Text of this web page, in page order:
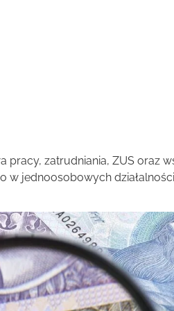
pracy, zatrudniania, ZUS oraz
w jednoosobowych